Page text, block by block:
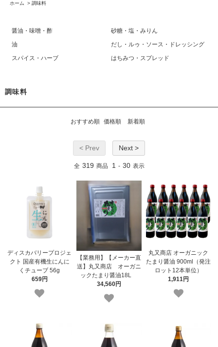
ホーム > 調味料
醤油・味噌・酢
砂糖・塩・みりん
油
だし・ルゥ・ソース・ドレッシング
スパイス・ハーブ
はちみつ・スプレッド
調味料
おすすめ順 価格順 新着順
< Prev Next >
全 319 商品 1 - 30 表示
ディスカバリープロジェ
クト 国産有機生にんに
くチューブ 56g
659円
【業務用】【メーカー直
送】丸又商店 オーガニ
ックたまり醤油18L
34,560円
丸又商店 オーガニック
たまり醤油 900ml（発注
ロット12本単位）
1,911円